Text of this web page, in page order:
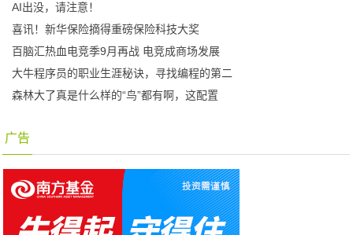
AI出没，请注意！
喜讯！新华保险摘得重磅保险科技大奖
百脑汇热血电竞季9月再战 电竞成商场发展
大牛程序员的职业生涯秘诀，寻找编程的第二
森林大了真是什么样的“鸟”都有啊，这配置
广告